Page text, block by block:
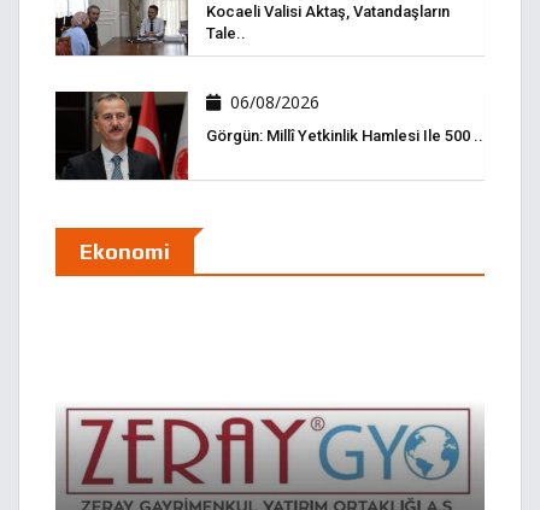
Kocaeli Valisi Aktaş, Vatandaşların
Tale..
06/08/2026
Görgün: Millî Yetkinlik Hamlesi Ile 500 ..
Ekonomi